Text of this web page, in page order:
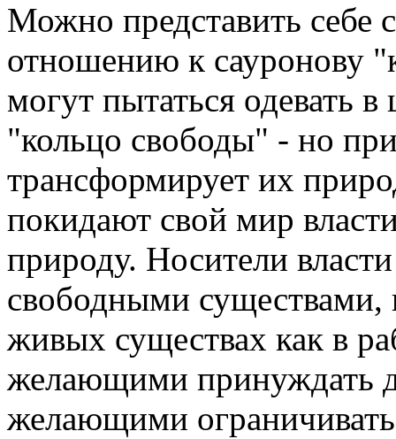
Можно представить себе
отношению к сауронову
могут пытаться одевать
"кольцо свободы" - но
трансформирует их
покидают свой мир
природу. Носители
свободными
живых существах как в
желающими принуждать
желающими